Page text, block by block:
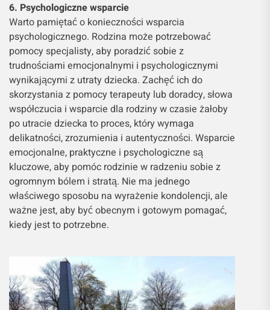
6. Psychologiczne wsparcie
Warto pamiętać o konieczności wsparcia
psychologicznego. Rodzina może potrzebować
pomocy specjalisty, aby poradzić sobie z
trudnościami emocjonalnymi i psychologicznymi
wynikającymi z utraty dziecka. Zachęć ich do
skorzystania z pomocy terapeuty lub doradcy, słowa
współczucia i wsparcie dla rodziny w czasie żałoby
po utracie dziecka to proces, który wymaga
delikatności, zrozumienia i autentyczności. Wsparcie
emocjonalne, praktyczne i psychologiczne są
kluczowe, aby pomóc rodzinie w radzeniu sobie z
ogromnym bólem i stratą. Nie ma jednego
właściwego sposobu na wyrażenie kondolencji, ale
ważne jest, aby być obecnym i gotowym pomagać,
kiedy jest to potrzebne.